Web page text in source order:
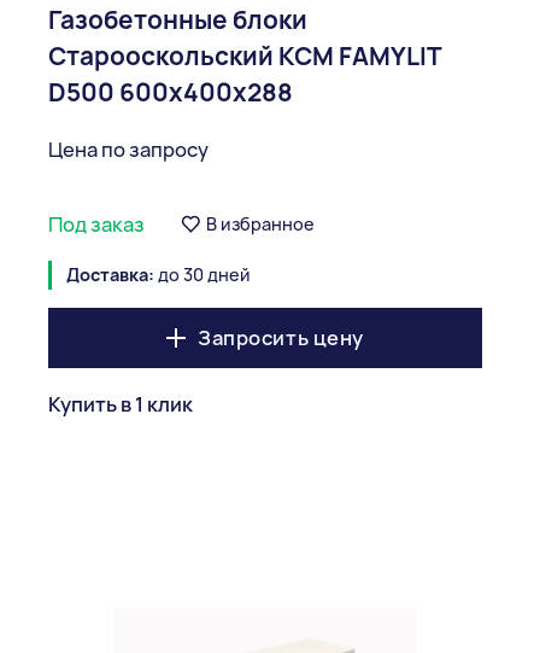
Газобетонные блоки
Старооскольский КСМ FAMYLIT
D500 600x400x288
Цена по запросу
Под заказ В избранное
Доставка: до 30 дней
Запросить цену
Купить в 1 клик